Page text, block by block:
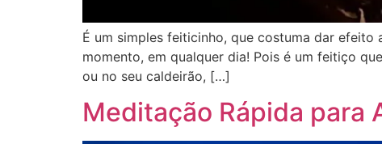
É um simples feiticinho, que costuma dar
momento, em qualquer dia! Pois é um feitiço
ou no seu caldeirão, […]
Meditação Rápida para